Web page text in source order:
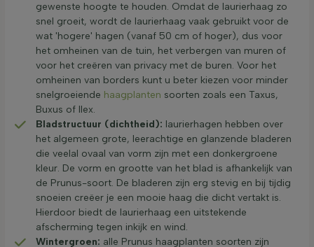
gewenste hoogte te houden. Omdat de laurierhaag zo
snel groeit, wordt de laurierhaag vaak gebruikt voor de
wat 'hogere' hagen (vanaf 50 cm of hoger), dus voor
het omheinen van de tuin, het verbergen van muren of
voor het creëren van privacy met de buren. Voor het
omheinen van borders kunt u beter kiezen voor minder
snelgroeiende haagplanten soorten zoals een Taxus,
Buxus of Ilex.
Bladstructuur (dichtheid): laurierhagen hebben over
het algemeen grote, leerachtige en glanzende bladeren
die veelal ovaal van vorm zijn met een donkergroene
kleur. De vorm en grootte van het blad is afhankelijk van
de Prunus-soort. De bladeren zijn erg stevig en bij tijdig
snoeien creëer je een mooie haag die dicht vertakt is.
Hierdoor biedt de laurierhaag een uitstekende
afscherming tegen inkijk en wind.
Wintergroen: alle Prunus haagplanten soorten zijn